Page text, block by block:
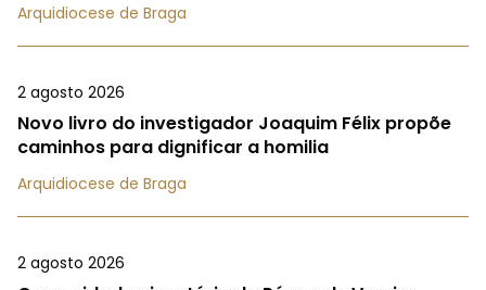
Arquidiocese de Braga
2 agosto 2026
Novo livro do investigador Joaquim Félix propõe
caminhos para dignificar a homilia
Arquidiocese de Braga
2 agosto 2026